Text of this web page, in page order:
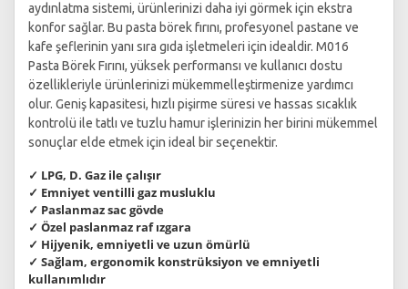
aydınlatma sistemi, ürünlerinizi daha iyi görmek için ekstra
konfor sağlar. Bu pasta börek fırını, profesyonel pastane ve
kafe şeflerinin yanı sıra gıda işletmeleri için idealdir. M016
Pasta Börek Fırını, yüksek performansı ve kullanıcı dostu
özellikleriyle ürünlerinizi mükemmelleştirmenize yardımcı
olur. Geniş kapasitesi, hızlı pişirme süresi ve hassas sıcaklık
kontrolü ile tatlı ve tuzlu hamur işlerinizin her birini mükemmel
sonuçlar elde etmek için ideal bir seçenektir.
✓ LPG, D. Gaz ile çalışır
✓ Emniyet ventilli gaz musluklu
✓ Paslanmaz sac gövde
✓ Özel paslanmaz raf ızgara
✓ Hijyenik, emniyetli ve uzun ömürlü
✓ Sağlam, ergonomik konstrüksiyon ve emniyetli
kullanımlıdır